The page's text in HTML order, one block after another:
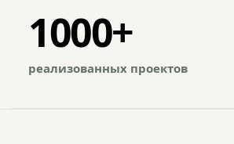
1000+
реализованных проектов